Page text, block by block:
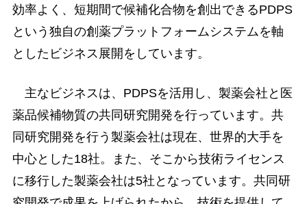
効率よく、短期間で候補化合物を創出できるPDPS
という独自の創薬プラットフォームシステムを軸
としたビジネス展開をしています。
主なビジネスは、PDPSを活用し、製薬会社と医
薬品候補物質の共同研究開発を行っています。共
同研究開発を行う製薬会社は現在、世界的大手を
中心とした18社。また、そこから技術ライセンス
に移行した製薬会社は5社となっています。共同研